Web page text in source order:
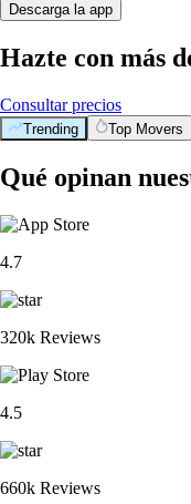
Descarga la app
Hazte con más
Consultar precios
Trending Top Movers
Qué opinan
4.7
320k Reviews
4.5
660k Reviews